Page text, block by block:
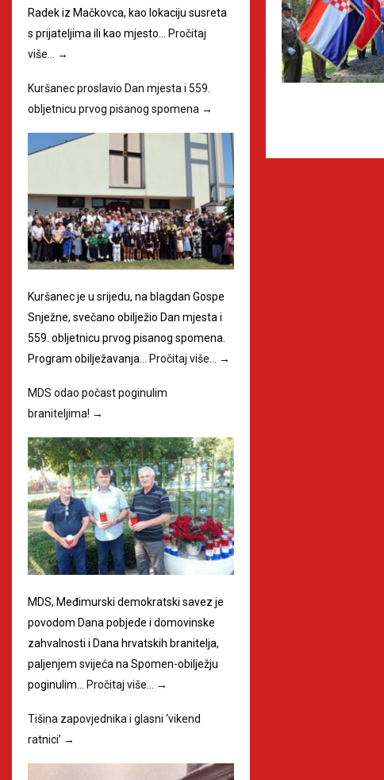
Radek iz Mačkovca, kao lokaciju susreta
s prijateljima ili kao mjesto… Pročitaj
više…
→
Kuršanec proslavio Dan mjesta i 559.
obljetnicu prvog pisanog spomena →
Kuršanec je u srijedu, na blagdan Gospe
Snježne, svečano obilježio Dan mjesta i
559. obljetnicu prvog pisanog spomena.
Program obilježavanja… Pročitaj više… →
MDS odao počast poginulim
braniteljima! →
MDS, Međimurski demokratski savez je
povodom Dana pobjede i domovinske
zahvalnosti i Dana hrvatskih branitelja,
paljenjem svijeća na Spomen-obilježju
poginulim…
Pročitaj više… →
Tišina zapovjednika i glasni ‘vikend
ratnici’ →